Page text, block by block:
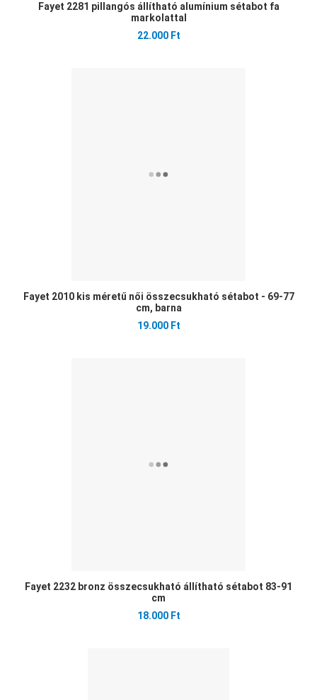
Fayet 2281 pillangós állítható alumínium sétabot fa
markolattal
22.000 Ft
Fayet 2010 kis méretű női összecsukható sétabot - 69-77
cm, barna
19.000 Ft
Fayet 2232 bronz összecsukható állítható sétabot 83-91
cm
18.000 Ft